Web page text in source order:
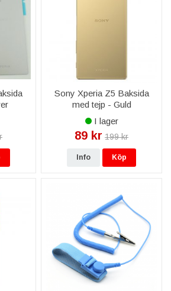
Sony Xperia Z5 Baksida
med tejp - Guld
I lager
89 kr 199 kr
Info Köp